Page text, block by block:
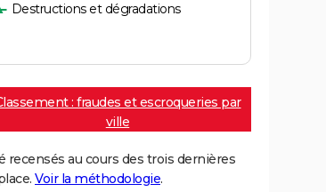
Destructions et dégradations
: fraudes et escroqueries par
ville
au cours des trois dernières
Voir la méthodologie.